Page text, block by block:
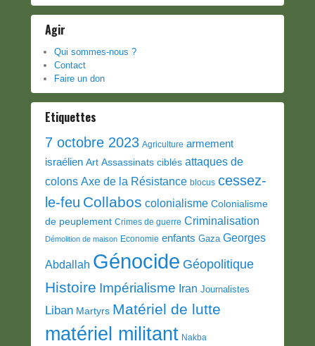
Agir
Qui sommes-nous ?
Contact
Faire un don
Etiquettes
7 octobre 2023 Agriculture armement
israélien Art Assassinats ciblés attaques de
colons Axe de la Résistance blocus cessez-
le-feu Collabos colonialisme Colonialisme
de peuplement Crimes de guerre Criminalisation
Démolition de maison Economie enfants Gaza Georges
Abdallah Génocide Géopolitique
Histoire Impérialisme Iran Journalistes
Liban Martyrs Matériel de lutte
matériel militant Nakba